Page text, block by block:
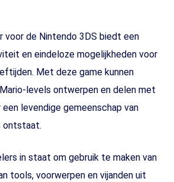
voor de Nintendo 3DS biedt een
en eindeloze mogelijkheden voor
Met deze game kunnen
levels ontwerpen en delen met
een levendige gemeenschap van
ontstaat.
in staat om gebruik te maken van
tools, voorwerpen en vijanden uit